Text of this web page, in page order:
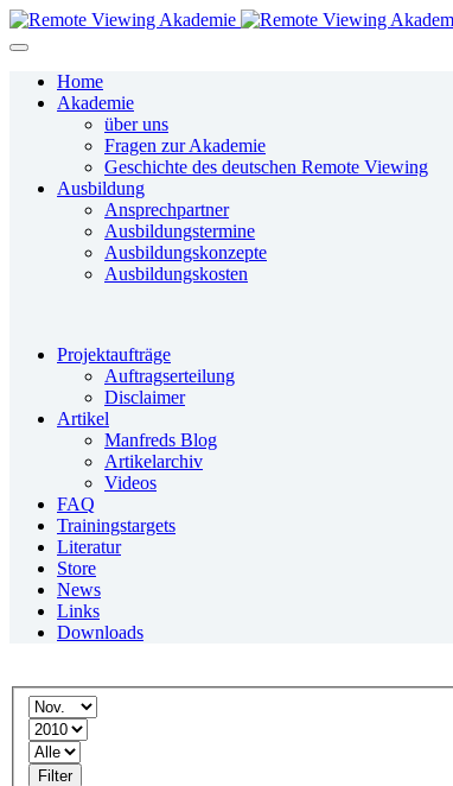
Home
Akademie
über uns
Fragen zur Akademie
Geschichte des deutschen Remote Viewing
Ausbildung
Ansprechpartner
Ausbildungstermine
Ausbildungskonzepte
Ausbildungskosten
Projektaufträge
Auftragserteilung
Disclaimer
Artikel
Manfreds Blog
Artikelarchiv
Videos
FAQ
Trainingstargets
Literatur
Store
News
Links
Downloads
Filter